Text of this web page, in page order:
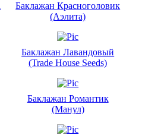
Баклажан Красноголовик
(Аэлита)
Баклажан Лавандовый
(Trade House Seeds)
Баклажан Романтик
(Манул)